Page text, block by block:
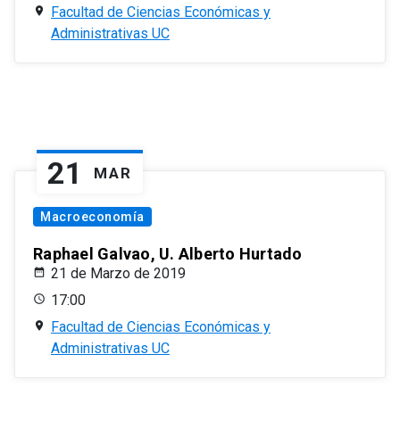
Facultad de Ciencias Económicas y
Administrativas UC
21 MAR
Macroeconomía
Raphael Galvao, U. Alberto Hurtado
21 de Marzo de 2019
17:00
Facultad de Ciencias Económicas y
Administrativas UC